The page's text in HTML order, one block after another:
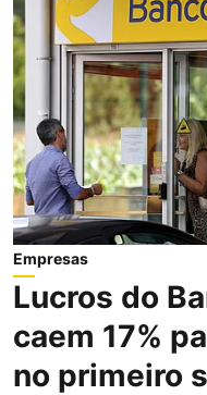
Empresas
Lucros do
caem 17%
no primeiro